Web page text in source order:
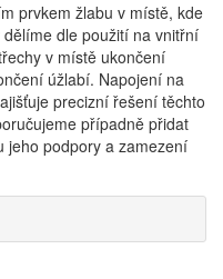
prvkem žlabu v místě, kde
dle použití na vnitřní
v místě ukončení
úžlabí. Napojení na
precizní řešení těchto
případně přidat
jeho podpory a zamezení